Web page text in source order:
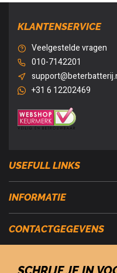
KLANTENSERVICE
Veelgestelde vragen
010-7142201
+31 6 12202469
USEFULL LINKS
INFORMATIE
CONTACTGEGEVENS